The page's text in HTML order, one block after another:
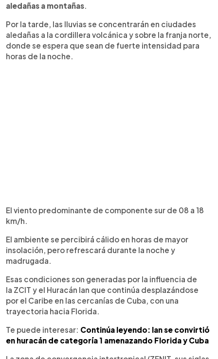
aledañas a montañas.
Por la tarde, las lluvias se concentrarán en ciudades
aledañas a la cordillera volcánica y sobre la franja norte,
donde se espera que sean de fuerte intensidad para
horas de la noche.
El viento predominante de componente sur de 08 a 18
km/h.
El ambiente se percibirá cálido en horas de mayor
insolación, pero refrescará durante la noche y
madrugada.
Esas condiciones son generadas por la influencia de
la ZCIT y el Huracán Ian que continúa desplazándose
por el Caribe en las cercanías de Cuba, con una
trayectoria hacia Florida.
Te puede interesar: Continúa leyendo: Ian se convirtió
en huracán de categoría 1 amenazando Florida y Cuba